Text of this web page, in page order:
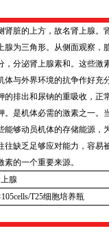
肾脏的上方，故名肾上腺。
腺为三角形。从侧面观察，
分泌肾上腺素和。这些激
与外界环境的抗争作好充
排出和尿钠的重吸收，正
是机体必需的激素之一。
够动员机体的存储能源，
往缺乏足够应对能力，容易
的一个重要来源。
腺
105cells/T25细胞培养瓶